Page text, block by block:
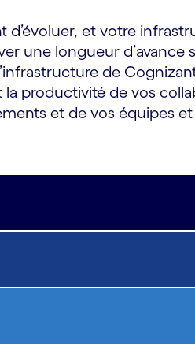
d’évoluer, et votre
une longueur d’avance
de
productivité de vos
et de vos équipes